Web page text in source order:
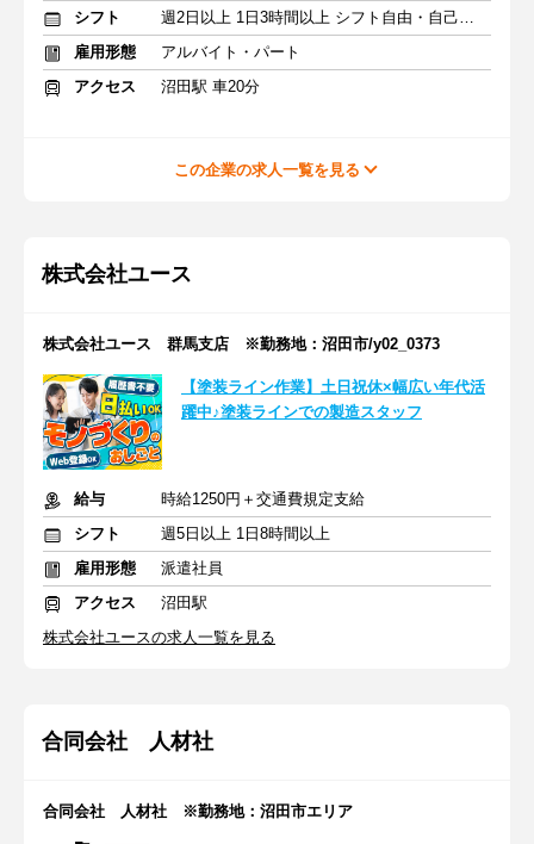
シフト
週2日以上 1日3時間以上 シフト自由・自己申告
雇用形態
アルバイト・パート
アクセス
沼田駅 車20分
この企業の求人一覧を見る
株式会社ユース
株式会社ユース 群馬支店 ※勤務地：沼田市/y02_0373
【塗装ライン作業】土日祝休×幅広い年代活
躍中♪塗装ラインでの製造スタッフ
給与
時給1250円＋交通費規定支給
シフト
週5日以上 1日8時間以上
雇用形態
派遣社員
アクセス
沼田駅
株式会社ユースの求人一覧を見る
合同会社 人材社
合同会社 人材社 ※勤務地：沼田市エリア